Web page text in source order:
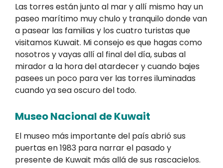
Las torres están junto al mar y allí mismo hay un
paseo marítimo muy chulo y tranquilo donde van
a pasear las familias y los cuatro turistas que
visitamos Kuwait. Mi consejo es que hagas como
nosotros y vayas allí al final del día, subas al
mirador a la hora del atardecer y cuando bajes
pasees un poco para ver las torres iluminadas
cuando ya sea oscuro del todo.
Museo Nacional de Kuwait
El museo más importante del país abrió sus
puertas en 1983 para narrar el pasado y
presente de Kuwait más allá de sus rascacielos.